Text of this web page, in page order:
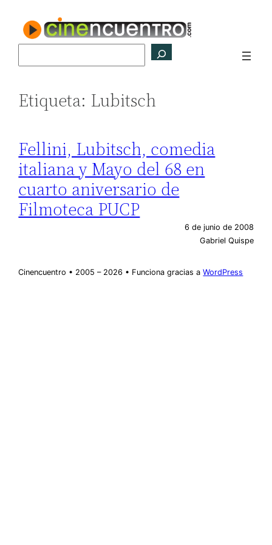
contenido
Etiqueta: Lubitsch
Fellini, Lubitsch, comedia
italiana y Mayo del 68 en
cuarto aniversario de
Filmoteca PUCP
6 de junio de 2008
Gabriel Quispe
Cinencuentro • 2005 – 2026 • Funciona gracias aWordPress